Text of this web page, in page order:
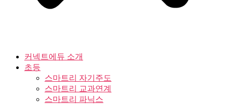
커넥트에듀 소개
초등
스마트리 자기주도
스마트리 교과연계
스마트리 파닉스